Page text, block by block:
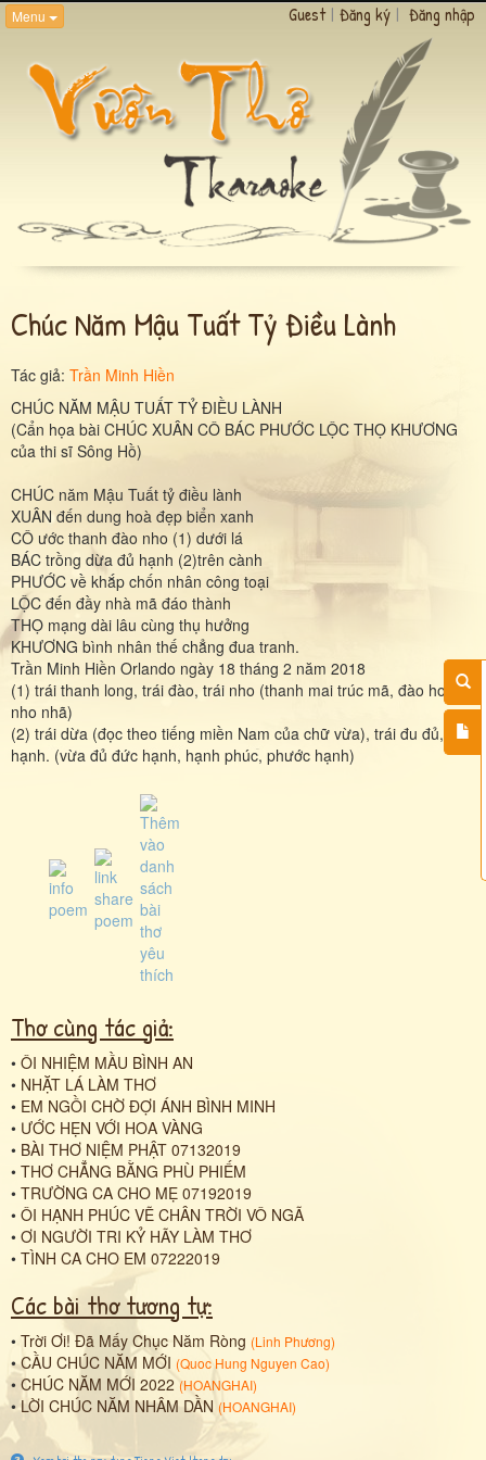
Menu Guest | Đăng ký | Đăng nhập
Chúc Năm Mậu Tuất Tỷ Điều Lành
Tác giả: Trần Minh Hiền
CHÚC NĂM MẬU TUẤT TỶ ĐIỀU LÀNH
(Cẩn họa bài CHÚC XUÂN CÔ BÁC PHƯỚC LỘC THỌ KHƯƠNG
của thi sĩ Sông Hồ)
CHÚC năm Mậu Tuất tỷ điều lành
XUÂN đến dung hoà đẹp biển xanh
CÔ ước thanh đào nho (1) dưới lá
BÁC trồng dừa đủ hạnh (2)trên cành
PHƯỚC về khắp chốn nhân công toại
LỘC đến đầy nhà mã đáo thành
THỌ mạng dài lâu cùng thụ hưởng
KHƯƠNG bình nhân thế chẳng đua tranh.
Trần Minh Hiền Orlando ngày 18 tháng 2 năm 2018
(1) trái thanh long, trái đào, trái nho (thanh mai trúc mã, đào hoa,
nho nhã)
(2) trái dừa (đọc theo tiếng miền Nam của chữ vừa), trái đu đủ, trái
hạnh. (vừa đủ đức hạnh, hạnh phúc, phước hạnh)
Thơ cùng tác giả:
• ÔI NHIỆM MẦU BÌNH AN
• NHẶT LÁ LÀM THƠ
• EM NGỒI CHỜ ĐỢI ÁNH BÌNH MINH
• ƯỚC HẸN VỚI HOA VÀNG
• BÀI THƠ NIỆM PHẬT 07132019
• THƠ CHẲNG BẰNG PHÙ PHIẾM
• TRƯỜNG CA CHO MẸ 07192019
• ÔI HẠNH PHÚC VẼ CHÂN TRỜI VÔ NGÃ
• ƠI NGƯỜI TRI KỶ HÃY LÀM THƠ
• TÌNH CA CHO EM 07222019
Các bài thơ tương tự:
• Trời Ơi! Đã Mấy Chục Năm Ròng (Linh Phương)
•CẦU CHÚC NĂM MỚI (Quoc Hung Nguyen Cao)
• CHÚC NĂM MỚI 2022 (HOANGHAI)
•LỜI CHÚC NĂM NHÂM DẦN (HOANGHAI)